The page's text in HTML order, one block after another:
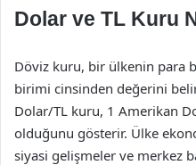
Dolar ve TL Kuru
Döviz kuru, bir ülkenin para
birimi cinsinden değerini
Dolar/TL kuru, 1 Amerikan
olduğunu gösterir. Ülke
siyasi gelişmeler ve merkez